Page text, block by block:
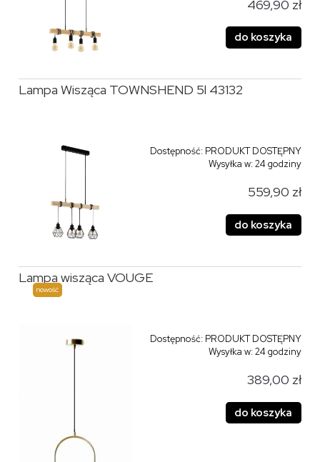
469,90 zł
do koszyka
Lampa Wisząca TOWNSHEND 5l 43132
Dostępność: PRODUKT DOSTĘPNY
Wysyłka w:24 godziny
559,90 zł
do koszyka
Lampa wisząca VOUGE
Dostępność: PRODUKT DOSTĘPNY
Wysyłka w:24 godziny
389,00 zł
do koszyka
nowość